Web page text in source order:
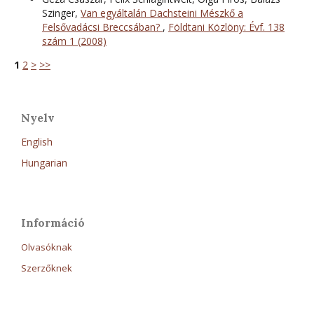
Szinger, Van egyáltalán Dachsteini Mészkő a
Felsővadácsi Breccsában? , Földtani Közlöny: Évf. 138
szám 1 (2008)
1 2 > >>
Nyelv
English
Hungarian
Információ
Olvasóknak
Szerzőknek